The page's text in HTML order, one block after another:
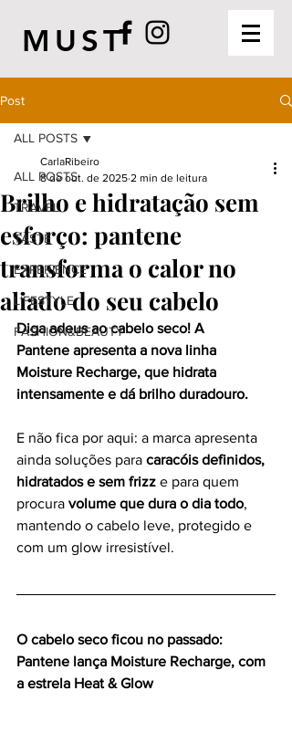
MUST
Post
ALL POSTS
TRAVEL
TASTE
EXPERIENCE
LIFESTYLE
FASHION&BEAUTY
ALL POSTS
Brilho e hidratação sem
esforço: pantene
transforma o calor no
aliado do seu cabelo
CarlaRibeiro
8 de out. de 2025 2 min de leitura
Diga adeus ao cabelo seco! A
Pantene apresenta a nova linha
Moisture Recharge, que hidrata
intensamente e dá brilho duradouro.
E não fica por aqui: a marca apresenta
ainda soluções para caracóis definidos,
hidratados e sem frizz e para quem
procura volume que dura o dia todo,
mantendo o cabelo leve, protegido e
com um glow irresistível.
O cabelo seco ficou no passado:
Pantene lança Moisture Recharge, com
a estrela Heat & Glow